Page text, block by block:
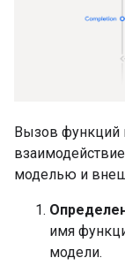
Вызов функций
моделью и
имя
модели.